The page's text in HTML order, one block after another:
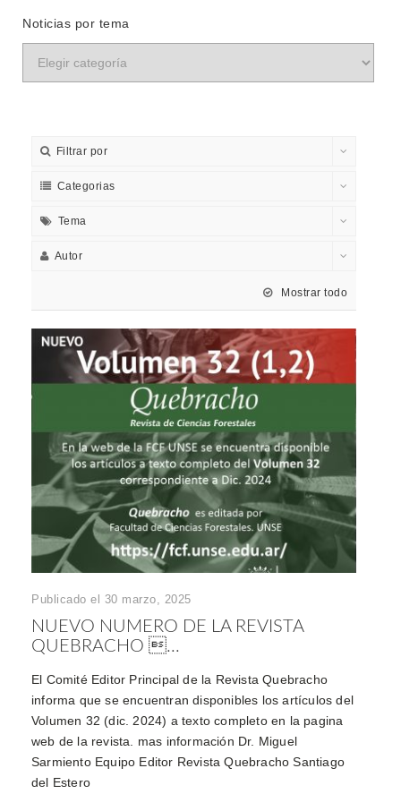
Noticias por tema
Filtrar por
Categorias
Tema
Autor
Mostrar todo
Publicado el 30 marzo, 2025
NUEVO NUMERO DE LA REVISTA
QUEBRACHO ...
El Comité Editor Principal de la Revista Quebracho
informa que se encuentran disponibles los artículos del
Volumen 32 (dic. 2024) a texto completo en la pagina
web de la revista. mas información Dr. Miguel
Sarmiento Equipo Editor Revista Quebracho Santiago
del Estero